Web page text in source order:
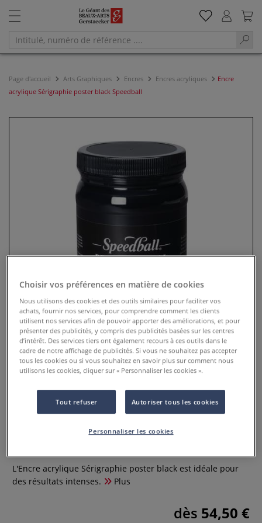
Page d'accueil Arts Graphiques Encres Encres acryliques
Encre
acrylique Sérigraphie poster black Speedball
Encre acrylique Sérigraphie
L'Encre acrylique Sérigraphie poster black est idéale pour
des résultats intenses.
Plus
dès 54,50 €
Choisir vos préférences en matière de cookies
Nous utilisons des cookies et des outils similaires pour faciliter vos
achats, fournir nos services, pour comprendre comment les clients
utilisent nos services afin de pouvoir apporter des améliorations, et pour
présenter des publicités, y compris des publicités basées sur les centres
d’intérêt. Des services tiers ont également recours à ces outils dans le
cadre de notre affichage de publicités. Si vous ne souhaitez pas accepter
tous les cookies ou si vous souhaitez en savoir plus sur comment nous
utilisons les cookies, cliquer sur « Personnaliser les cookies ».
Tout refuser Autoriser tous les cookies
Personnaliser les cookies